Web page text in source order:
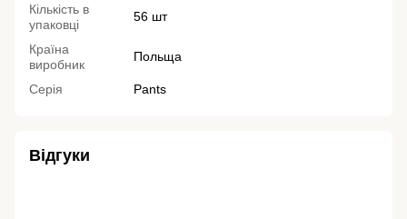
Кількість в
упаковці
56 шт
Країна
виробник
Польща
Серія Pants
Відгуки